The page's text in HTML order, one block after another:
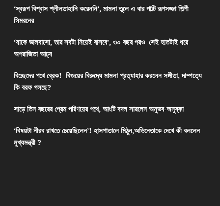
‘স্বরূপ বিশ্বাস শ্লীলতাহানি করেননি’, মামলা তুলে এ বার পাল্টি রূপসজ্জা শিল্পী
সিমরনের
‘যাকে ভালবাসো, তার সবটা নিয়েই বাসবে’, ৩০ বছর পরও সেই হাতটাই ধরে
অপরাজিতা আঢ্য
বিচ্ছেদের পথে ব্রেক! বিজয়ের বিরুদ্ধে মামলা প্রত্যাহার করলেন সঙ্গীতা, দাম্পত্যে
কি বরফ গলছে?
সাড়ে তিন বছরের প্রেম পরিণয়ের পথে, আংটি বদল সারলেন অনুভব-অনুষ্কা
‘বিষয়টা নীরব রাখতে চেয়েছিলেন’! হাসপাতালে মিঠুন,অভিনেতাকে দেখে কী বললেন
মুখ্যমন্ত্রী ?